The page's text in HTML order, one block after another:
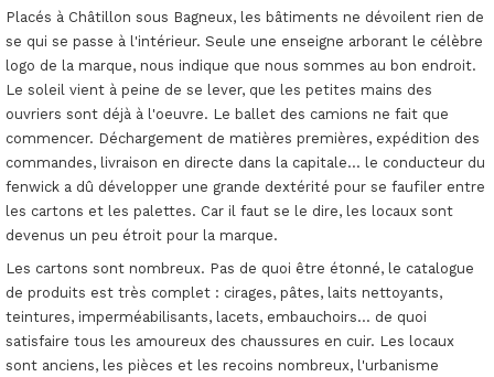
Placés à Châtillon sous Bagneux, les bâtiments ne dévoilent rien de
se qui se passe à l'intérieur. Seule une enseigne arborant le célèbre
logo de la marque, nous indique que nous sommes au bon endroit.
Le soleil vient à peine de se lever, que les petites mains des
ouvriers sont déjà à l'oeuvre. Le ballet des camions ne fait que
commencer. Déchargement de matières premières, expédition des
commandes, livraison en directe dans la capitale... le conducteur du
fenwick a dû développer une grande dextérité pour se faufiler entre
les cartons et les palettes. Car il faut se le dire, les locaux sont
devenus un peu étroit pour la marque.
Les cartons sont nombreux. Pas de quoi être étonné, le catalogue
de produits est très complet : cirages, pâtes, laits nettoyants,
teintures, imperméabilisants, lacets, embauchoirs... de quoi
satisfaire tous les amoureux des chaussures en cuir. Les locaux
sont anciens, les pièces et les recoins nombreux, l'urbanisme